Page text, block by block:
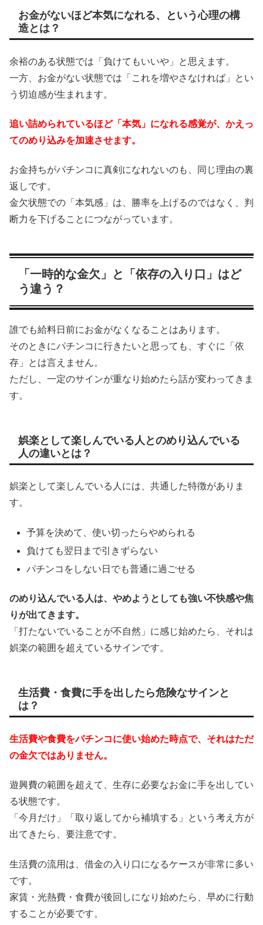
お金がないほど本気になれる、という心理の構
造とは？
余裕のある状態では「負けてもいいや」と思えます。
一方、お金がない状態では「これを増やさなければ」とい
う切迫感が生まれます。
追い詰められているほど「本気」になれる感覚が、かえっ
てのめり込みを加速させます。
お金持ちがパチンコに真剣になれないのも、同じ理由の裏
返しです。
金欠状態での「本気感」は、勝率を上げるのではなく、判
断力を下げることにつながっています。
「一時的な金欠」と「依存の入り口」はど
う違う？
誰でも給料日前にお金がなくなることはあります。
そのときにパチンコに行きたいと思っても、すぐに「依
存」とは言えません。
ただし、一定のサインが重なり始めたら話が変わってきま
す。
娯楽として楽しんでいる人とのめり込んでいる
人の違いとは？
娯楽として楽しんでいる人には、共通した特徴がありま
す。
予算を決めて、使い切ったらやめられる
負けても翌日まで引きずらない
パチンコをしない日でも普通に過ごせる
のめり込んでいる人は、やめようとしても強い不快感や焦
りが出てきます。
「打たないでいることが不自然」に感じ始めたら、それは
娯楽の範囲を超えているサインです。
生活費・食費に手を出したら危険なサインと
は？
生活費や食費をパチンコに使い始めた時点で、それはただ
の金欠ではありません。
遊興費の範囲を超えて、生存に必要なお金に手を出してい
る状態です。
「今月だけ」「取り返してから補填する」という考え方が
出てきたら、要注意です。
生活費の流用は、借金の入り口になるケースが非常に多い
です。
家賃・光熱費・食費が後回しになり始めたら、早めに行動
することが必要です。